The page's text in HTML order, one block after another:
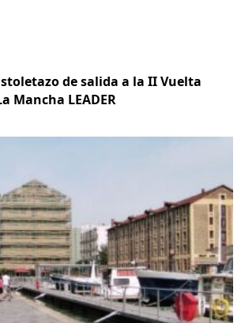
de salida a la II Vuelta
Mancha LEADER